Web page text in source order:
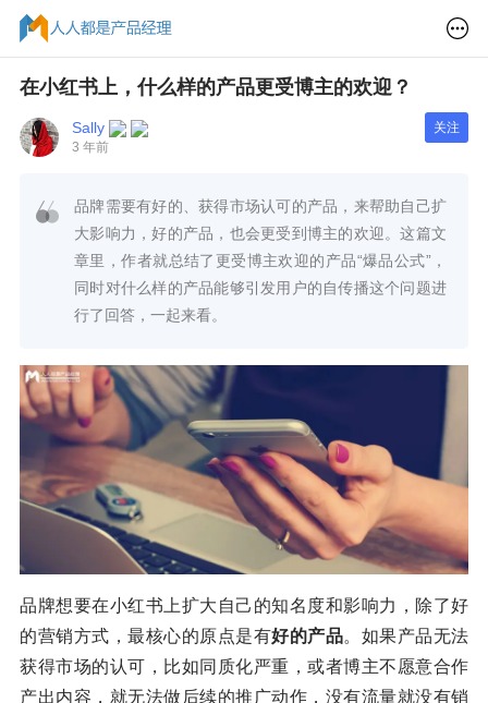
在小红书上，什么样的产品更受博主的欢迎？
Sally
3 年前
关注
品牌需要有好的、获得市场认可的产品，来帮助自己扩
大影响力，好的产品，也会更受到博主的欢迎。这篇文
章里，作者就总结了更受博主欢迎的产品“爆品公式”，
同时对什么样的产品能够引发用户的自传播这个问题进
行了回答，一起来看。
品牌想要在小红书上扩大自己的知名度和影响力，除了好
的营销方式，最核心的原点是有好的产品。如果产品无法
获得市场的认可，比如同质化严重，或者博主不愿意合作
产出内容，就无法做后续的推广动作，没有流量就没有销